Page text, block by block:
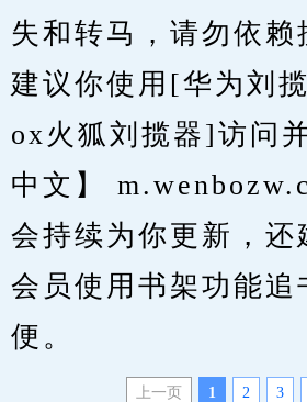
失和转马，请勿依赖
建议你使用[华为刘
ox火狐刘揽器]访问
中文】
会持续为你更新，还
会员使用书架功能追
便。
上一页 1 2 3